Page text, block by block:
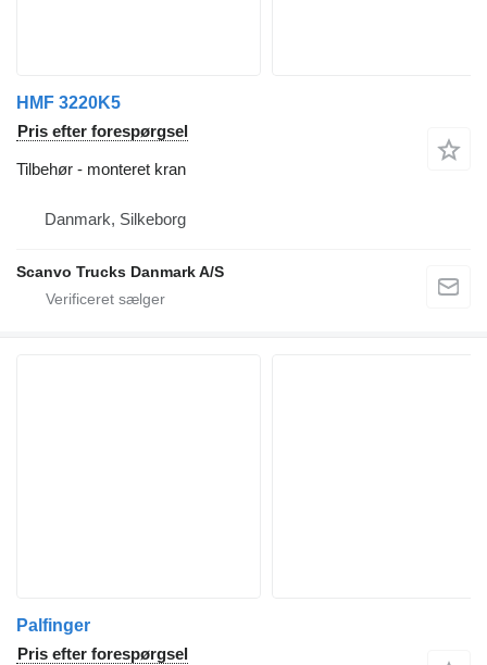
HMF 3220K5
Pris efter forespørgsel
Tilbehør - monteret kran
Danmark, Silkeborg
Scanvo Trucks Danmark A/S
Palfinger
Pris efter forespørgsel